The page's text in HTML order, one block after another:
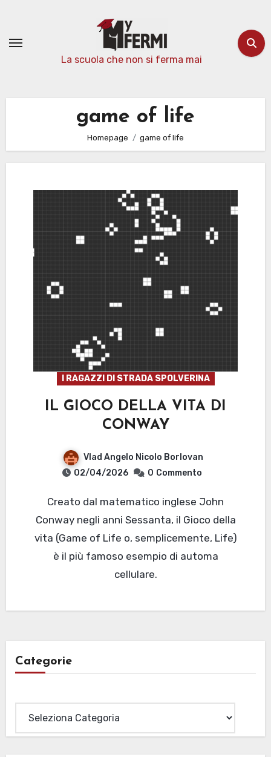
contenuto
La scuola che non si ferma mai
game of life
Homepage game of life
I RAGAZZI DI STRADA SPOLVERINA
IL GIOCO DELLA VITA DI
CONWAY
Vlad Angelo Nicolo Borlovan
02/04/2026
0 Commento
Creato dal matematico inglese John
Conway negli anni Sessanta, il Gioco della
vita (Game of Life o, semplicemente, Life)
è il più famoso esempio di automa
cellulare.
Categorie